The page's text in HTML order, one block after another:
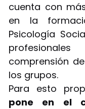
cuenta con
en la
Psicología
comprensión
los grupos.
Para esto
pone en el